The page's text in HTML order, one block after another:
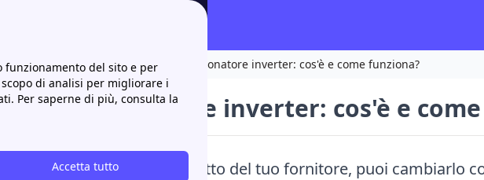
del sito e per
di analisi per migliorare i
Per saperne di più, consulta la
Accetta tutto
dei Condizionatori Condizionatore inverter: cos'è e come funziona?
Condizionatore inverter: cos'è e
Se non sei soddisfatto del tuo fornitore, puoi cambiarlo